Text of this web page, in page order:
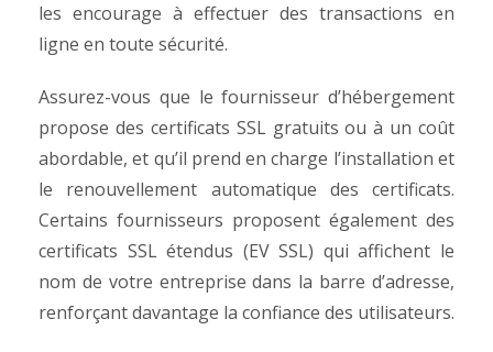
les encourage à effectuer des transactions en
ligne en toute sécurité.
Assurez-vous que le fournisseur d’hébergement
propose des certificats SSL gratuits ou à un coût
abordable, et qu’il prend en charge l’installation et
le renouvellement automatique des certificats.
Certains fournisseurs proposent également des
certificats SSL étendus (EV SSL) qui affichent le
nom de votre entreprise dans la barre d’adresse,
renforçant davantage la confiance des utilisateurs.